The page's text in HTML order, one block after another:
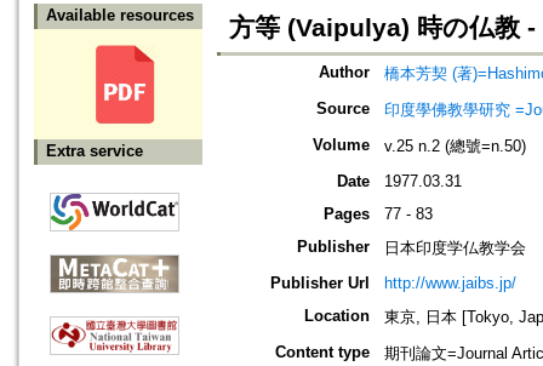
Available resources
Extra service
方等 (Vaipulya) 時の仏教
Author
橋本芳契 (著
Source
印度學佛教學研究
Volume
v.25 n.2 (總號=n.50)
Date
1977.03.31
Pages
77 - 83
Publisher
日本印度学仏教学会
Publisher Url
http://www.jaibs.jp/
Location
東京, 日本 [Tokyo,
Content type
期刊論文=Journal